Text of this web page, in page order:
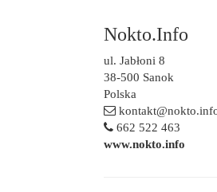
Nokto.Info
ul. Jabłoni 8
38-500 Sanok
Polska
662 522 463
www.nokto.info